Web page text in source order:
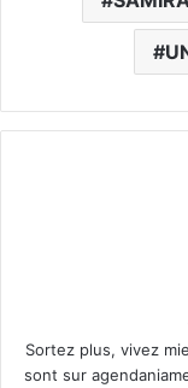
Sortez plus, vivez
sont sur